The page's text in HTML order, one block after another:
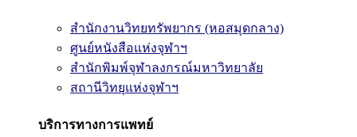
สำนักงานวิทยทรัพยากร (หอสมุดกลาง)
ศูนย์หนังสือแห่งจุฬาฯ
สำนักพิมพ์จุฬาลงกรณ์มหาวิทยาลัย
สถานีวิทยุแห่งจุฬาฯ
บริการทางการแพทย์